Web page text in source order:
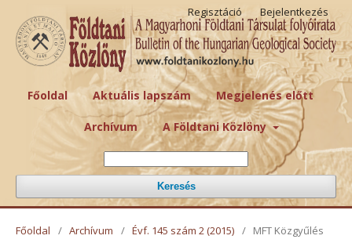
Főoldal Aktuális lapszám Megjelenés előtt
Archívum A Földtani Közlöny
Keresés
Regisztáció Bejelentkezés
Főoldal / Archívum / Évf. 145 szám 2 (2015) / MFT Közgyűlés